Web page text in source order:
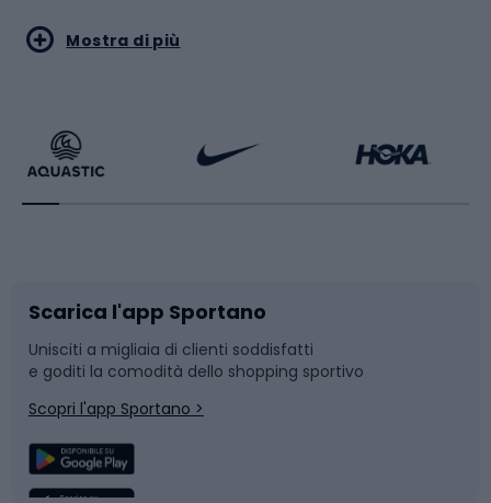
Sport acquatici
Bikepacking
Bushcraft
Corsa
Sport di squadra
Sport di arti marziali
Sport con le racchette
Slitte e slittini
Snowboard
Camminata nordica
Mostra di più
Scarica l'app Sportano
Unisciti a migliaia di clienti soddisfatti
e goditi la comodità dello shopping sportivo
Scopri l'app Sportano >